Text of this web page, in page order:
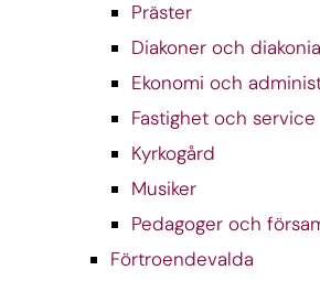
Präster
Diakoner och
Ekonomi och
Fastighet och service
Kyrkogård
Musiker
Pedagoger och
Förtroendevalda